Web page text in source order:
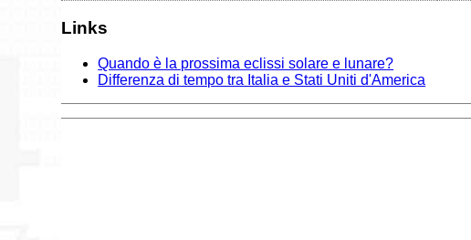
Links
Quando è la prossima eclissi solare e lunare?
Differenza di tempo tra Italia e Stati Uniti d'America